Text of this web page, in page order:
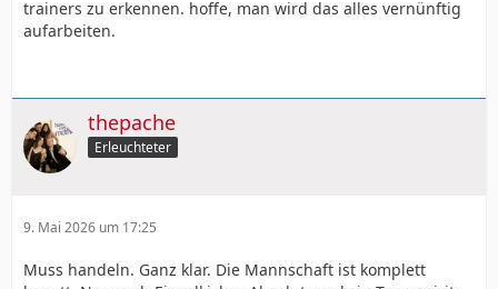
trainers zu erkennen. hoffe, man wird das alles vernünftig
aufarbeiten.
thepache
Erleuchteter
9. Mai 2026 um 17:25
Muss handeln. Ganz klar. Die Mannschaft ist komplett